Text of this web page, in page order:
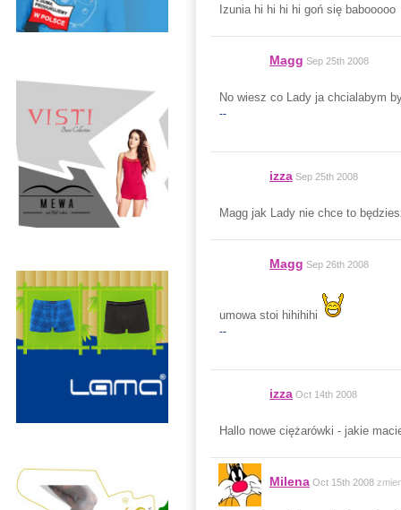
Izunia hi hi hi hi goń się babooooo
Magg Sep 25th 2008
No wiesz co Lady ja chcialabym
--
izza Sep 25th 2008
Magg jak Lady nie chce to
Magg Sep 26th 2008
umowa stoi hihihihi
--
izza Oct 14th 2008
Hallo nowe ciężarówki - jakie
Milena Oct 15th 2008